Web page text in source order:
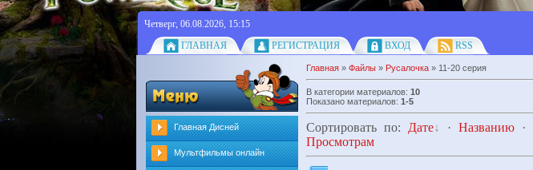
Четверг, 06.08.2026, 15:15
ГЛАВНАЯ
РЕГИСТРАЦИЯ ВХОД RSS
Главная Дисней
Мультфильмы онлайн
Главная » Файлы » Русалочка » 11-20 серия
В категории материалов: 10
Показано материалов: 1-5
Сортировать по: Дате ·Названию ·
Просмотрам